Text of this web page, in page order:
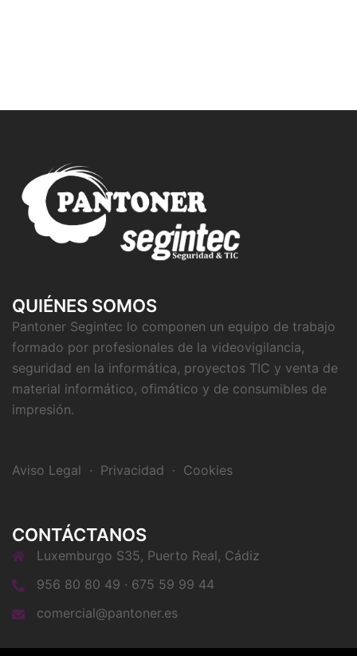
QUIÉNES SOMOS
Pantoner Segintec lo componen un equipo de trabajo
formado por profesionales de la videovigilancia,
seguridad en la informática, proyectos TIC y venta de
material informático, ofimático y de consumibles de
impresión.
Aviso Legal · Privacidad · Cookies
CONTÁCTANOS
Luxemburgo S35, Puerto Real, Cádiz
956 80 80 49 · 675 59 99 44
comercial@pantoner.es